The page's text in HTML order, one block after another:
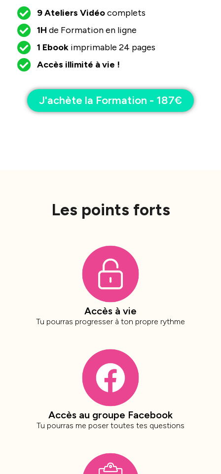
9 Ateliers Vidéocomplets
1H de Formation en ligne
1 Ebook imprimable 24 pages
Accès illimité à vie !
J'achète la Formation - 187€
Les points forts
Accès à vie
Tu pourras progresser à ton propre rythme
Accès au groupe Facebook
Tu pourras me poser toutes tes questions